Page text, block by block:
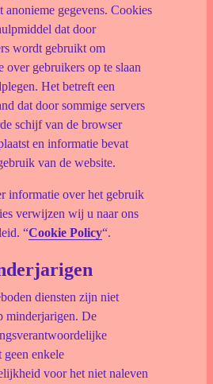
anonieme gegevens. Cookies
dat door
wordt gebruikt om
over gebruikers op te slaan
Het betreft een
dat door sommige servers
schijf van de browser
en informatie bevat
van de website.
informatie over het gebruik
verwijzen wij u naar ons
“Cookie Policy“.
diensten zijn niet
minderjarigen. De
geen enkele
voor het niet naleven